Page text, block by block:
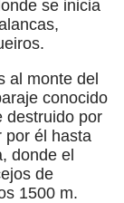
se inicia
al monte del
conocido
destruido por
por él hasta
donde el
de
1500 m.